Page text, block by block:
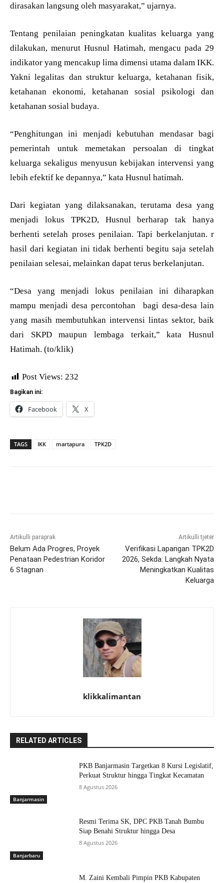
dirasakan langsung oleh masyarakat,” ujarnya.
Tentang penilaian peningkatan kualitas keluarga yang
dilakukan, menurut Husnul Hatimah, mengacu pada 29
indikator yang mencakup lima dimensi utama dalam IKK.
Yakni legalitas dan struktur keluarga, ketahanan fisik,
ketahanan ekonomi, ketahanan sosial psikologi dan
ketahanan sosial budaya.
“Penghitungan ini menjadi kebutuhan mendasar bagi
pemerintah untuk memetakan persoalan di tingkat
keluarga sekaligus menyusun kebijakan intervensi yang
lebih efektif ke depannya,” kata Husnul hatimah.
Dari kegiatan yang dilaksanakan, terutama desa yang
menjadi lokus TPK2D, Husnul berharap tak hanya
berhenti setelah proses penilaian. Tapi berkelanjutan. r
hasil dari kegiatan ini tidak berhenti begitu saja setelah
penilaian selesai, melainkan dapat terus berkelanjutan.
“Desa yang menjadi lokus penilaian ini diharapkan
mampu menjadi desa percontohan bagi desa-desa lain
yang masih membutuhkan intervensi lintas sektor, baik
dari SKPD maupun lembaga terkait,” kata Husnul
Hatimah. (to/klik)
Post Views: 232
Bagikan ini:
Facebook X
TAGS IKK martapura TPK2D
Artikulli paraprak
Belum Ada Progres, Proyek
Penataan Pedestrian Koridor
6 Stagnan
Artikulli tjetër
Verifikasi Lapangan TPK2D
2026, Sekda: Langkah Nyata
Meningkatkan Kualitas
Keluarga
klikkalimantan
RELATED ARTICLES
Banjarmasin
PKB Banjarmasin Targetkan 8 Kursi Legislatif,
Perkuat Struktur hingga Tingkat Kecamatan
8 Agustus 2026
Banjarbaru
Resmi Terima SK, DPC PKB Tanah Bumbu
Siap Benahi Struktur hingga Desa
8 Agustus 2026
M. Zaini Kembali Pimpin PKB Kabupaten